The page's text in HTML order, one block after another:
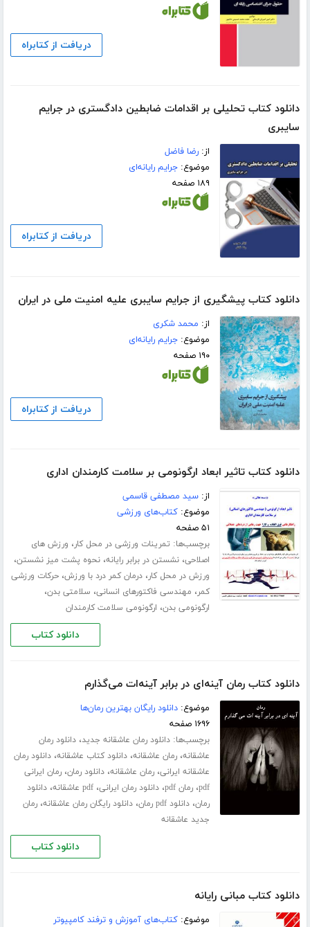
دریافت از کتابراه
دانلود کتاب تحلیلی بر اقدامات ضابطین دادگستری در جرایم
سایبری
از:رضا فاضل
موضوع:جرایم رایانه‌ای
۱۸۹ صفحه
دریافت از کتابراه
دانلود کتاب پیشگیری از جرایم سایبری علیه امنیت ملی در ایران
از: محمد شکری
موضوع:جرایم رایانه‌ای
۱۹۰ صفحه
دریافت از کتابراه
دانلود کتاب تاثیر ابعاد ارگونومی بر سلامت کارمندان اداری
از:سید مصطفی قاسمی
موضوع:کتاب‌های ورزشی
۵۱ صفحه
برچسب‌ها: تمرینات ورزشی در محل کار، ورزش های
اصلاحی،نشستن در برابر رایانه،نحوه پشت میز نشستن،
ورزش در محل کار،درمان کمر درد با ورزش،حرکات ورزشی
کمر، مهندسی فاکتورهای انسانی، سلامتی بدن،
ارگونومی بدن، ارگونومی سلامت کارمندان
دانلود کتاب
دانلود کتاب رمان آینه‌ای در برابر آینه‌ات می‌گذارم
موضوع:دانلود رایگان بهترین رمان‌ها
۱۶۹۶ صفحه
برچسب‌ها:دانلود رمان عاشقانه جدید،دانلود رمان
عاشقانه،رمان عاشقانه،دانلود کتاب عاشقانه،دانلود رمان
عاشقانه ایرانی،رمان عاشقانه،دانلود رمان،رمان ایرانی
pdf،رمان pdf ،دانلود رمان ایرانی،pdf عاشقانه ،دانلود
رمان،دانلود pdf رمان ،دانلود رایگان رمان عاشقانه،رمان
جدید عاشقانه
دانلود کتاب
دانلود کتاب مبانی رایانه
موضوع:کتاب‌های آموزش و ترفند کامپیوتر